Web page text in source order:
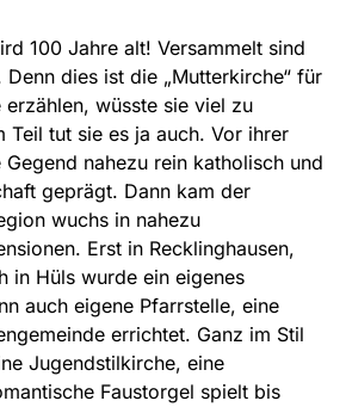
100 Jahre alt! Versammelt sind
dies ist die „Mutterkirche“ für
erzählen, wüsste sie viel zu
Teil tut sie es ja auch. Vor ihrer
nahezu rein katholisch und
geprägt. Dann kam der
wuchs in nahezu
Erst in Recklinghausen,
in Hüls wurde ein eigenes
auch eigene Pfarrstelle, eine
errichtet. Ganz im Stil
Jugendstilkirche, eine
Faustorgel spielt bis